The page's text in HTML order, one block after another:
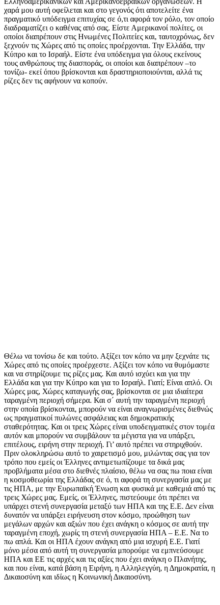
χαρά μου αυτή οφείλεται και στο γεγονός ότι αποτελείτε ένα
πραγματικό υπόδειγμα επιτυχίας σε ό,τι αφορά τον ρόλο, τον οποίο
διαδραματίζει ο καθένας από σας. Είστε Αμερικανοί πολίτες, οι
οποίοι διαπρέπουν στις Ηνωμένες Πολιτείες και, ταυτοχρόνως, δεν
ξεχνούν τις Χώρες από τις οποίες προέρχονται. Την Ελλάδα, την
Κύπρο και το Ισραήλ. Είστε ένα υπόδειγμα για όλους εκείνους
τους ανθρώπους της διασποράς, οι οποίοι και διαπρέπουν –το
τονίζω- εκεί όπου βρίσκονται και δραστηριοποιούνται, αλλά τις
ρίζες δεν τις αφήνουν να κοπούν.
Θέλω να τονίσω δε και τούτο. Αξίζει τον κόπο να μην ξεχνάτε τις
Χώρες από τις οποίες προέρχεστε. Αξίζει τον κόπο να θυμόμαστε
και να στηρίζουμε τις ρίζες μας. Και αυτό ισχύει και για την
Ελλάδα και για την Κύπρο και για το Ισραήλ. Γιατί; Είναι απλό. Οι
Χώρες μας, Χώρες καταγωγής σας, βρίσκονται σε μια ιδιαίτερα
ταραγμένη περιοχή σήμερα. Και σ΄ αυτή την ταραγμένη περιοχή
στην οποία βρίσκονται, μπορούν να είναι αναγνωρισμένες διεθνώς
ως πραγματικοί πυλώνες ασφάλειας και δημοκρατικής
σταθερότητας. Και οι τρεις Χώρες είναι υποδειγματικές στον τομέα
αυτόν και μπορούν να συμβάλουν τα μέγιστα για να υπάρξει,
επιτέλους, ειρήνη στην περιοχή. Γι’ αυτό πρέπει να στηριχθούν.
Πριν ολοκληρώσω αυτό το χαιρετισμό μου, μιλώντας σας για τον
τρόπο που εμείς οι Έλληνες αντιμετωπίζουμε τα δικά μας
προβλήματα μέσα στο διεθνές πλαίσιο, θέλω να σας πω ποια είναι
η κοσμοθεωρία της Ελλάδας σε ό, τι αφορά τη συνεργασία μας με
τις ΗΠΑ, με την Ευρωπαϊκή Ένωση και φυσικά με καθεμιά από τις
τρεις Χώρες μας. Εμείς, οι Έλληνες, πιστεύουμε ότι πρέπει να
υπάρχει στενή συνεργασία μεταξύ των ΗΠΑ και της Ε.Ε. Δεν είναι
δυνατόν να υπάρξει ειρήνευση στον κόσμο, προώθηση των
μεγάλων αρχών και αξιών που έχει ανάγκη ο κόσμος σε αυτή την
ταραγμένη εποχή, χωρίς τη στενή συνεργασία ΗΠΑ – Ε.Ε. Να το
πω απλά. Και οι ΗΠΑ έχουν ανάγκη από μια ισχυρή Ε.Ε. Γιατί
μόνο μέσα από αυτή τη συνεργασία μπορούμε να εμπνεύσουμε
ΗΠΑ και ΕΕ τις αρχές και τις αξίες που έχει ανάγκη ο Πλανήτης,
και που είναι, κατά βάση η Ειρήνη, η Αλληλεγγύη, η Δημοκρατία, η
Δικαιοσύνη και ιδίως η Κοινωνική Δικαιοσύνη.